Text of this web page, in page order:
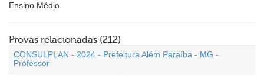
Ensino Médio
Provas relacionadas (212)
CONSULPLAN - 2024 - Prefeitura Além Paraíba - MG -
Professor